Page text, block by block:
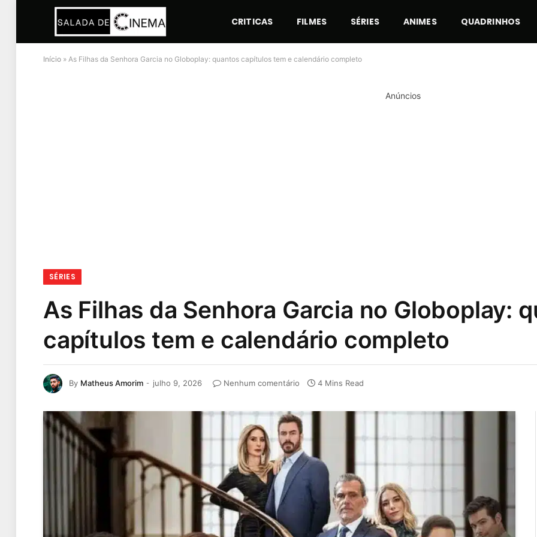
CRITICAS FILMES SÉRIES ANIMES QUADRINHOS
Início » As Filhas da Senhora Garcia no Globoplay: quantos capítulos tem e calendário completo
Anúncios
SÉRIES
As Filhas da Senhora Garcia no Globoplay:
capítulos tem e calendário completo
By Matheus Amorim julho 9, 2026 Nenhum comentário 4 Mins Read